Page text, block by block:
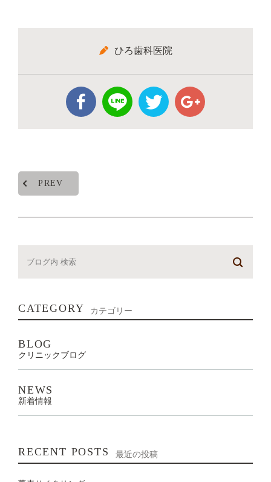
ひろ歯科医院
PREV
CATEGORY カテゴリー
BLOG
クリニックブログ
NEWS
新着情報
RECENT POSTS 最近の投稿